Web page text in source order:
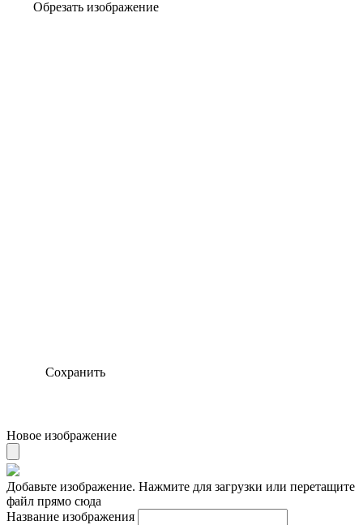
Обрезать изображение
Сохранить
Новое изображение
Добавьте изображение. Нажмите для загрузки или перетащите
файл прямо сюда
Название изображения